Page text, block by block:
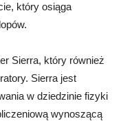
który osiąga
Sierra, który również
Sierra jest
w dziedzinie fizyki
wynoszącą